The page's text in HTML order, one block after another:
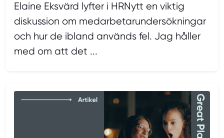
Elaine Eksvärd lyfter i HRNytt en viktig
diskussion om medarbetarundersökningar
och hur de ibland används fel. Jag håller
med om att det ...